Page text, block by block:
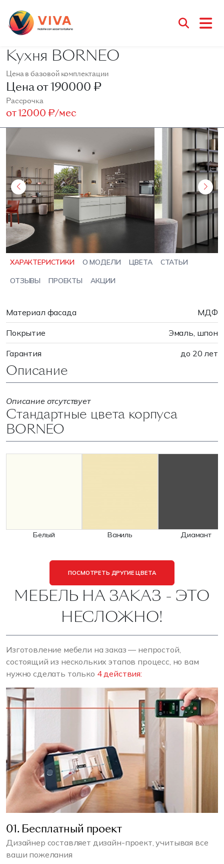
Кухня BORNEO
Цена в базовой комплектации
Цена от190000 ₽
Рассрочка
от12000 ₽/мес
ХАРАКТЕРИСТИКИ О МОДЕЛИ ЦВЕТА СТАТЬИ
ОТЗЫВЫ ПРОЕКТЫ АКЦИИ
Материал фасада МДФ
Покрытие Эмаль, шпон
Гарантия до 20 лет
Описание
Описание отсутствует
Стандартные цвета корпуса
BORNEO
Белый Ваниль Диамант
ПОСМОТРЕТЬ ДРУГИЕ ЦВЕТА
МЕБЕЛЬ НА ЗАКАЗ - ЭТО
НЕСЛОЖНО!
Изготовление мебели на заказ — непростой,
состоящий из нескольких этапов процесс, но вам
нужно сделать только 4 действия:
01. Бесплатный проект
Дизайнер составляет дизайн-проект, учитывая все
ваши пожелания